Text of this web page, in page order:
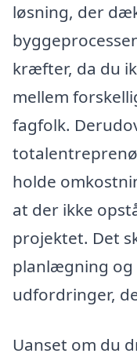
løsning, der
kræfter, da du
mellem
fagfolk.
holde
at der ikke
projektet. Det
planlægning og
udfordringer,
Uanset om du